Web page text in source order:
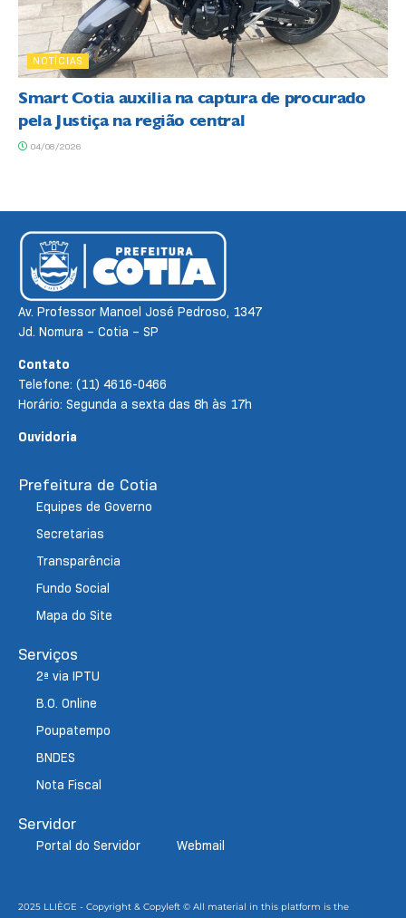
NOTÍCIAS
Smart Cotia auxilia na captura de procurado
pela Justiça na região central
04/08/2026
Av. Professor Manoel José Pedroso, 1347
Jd. Nomura – Cotia – SP
Contato
Telefone: (11) 4616-0466
Horário: Segunda a sexta das 8h às 17h
Ouvidoria
Prefeitura de Cotia
Equipes de Governo
Secretarias
Transparência
Fundo Social
Mapa do Site
Serviços
2ª via IPTU
B.O. Online
Poupatempo
BNDES
Nota Fiscal
Servidor
Portal do Servidor Webmail
2025 LLIÈGE - Copyright & Copyleft © All material in this platform is the